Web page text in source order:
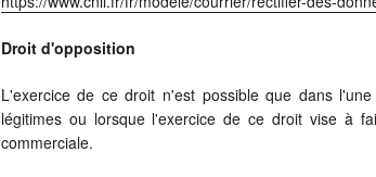
Droit d'opposition
L'exercice de ce droit n'est possible que dans
légitimes ou lorsque l'exercice de ce droit vise à
commerciale.